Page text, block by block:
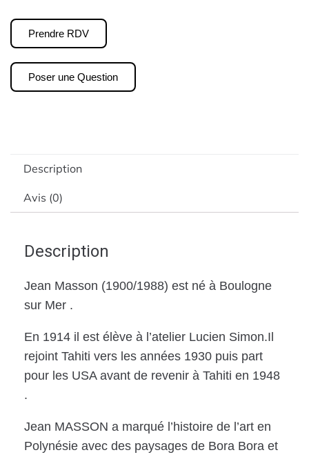
Prendre RDV
Poser une Question
Description
Avis (0)
Description
Jean Masson (1900/1988) est né à Boulogne
sur Mer .
En 1914 il est élève à l’atelier Lucien Simon.Il
rejoint Tahiti vers les années 1930 puis part
pour les USA avant de revenir à Tahiti en 1948
.
Jean MASSON a marqué l’histoire de l’art en
Polynésie avec des paysages de Bora Bora et